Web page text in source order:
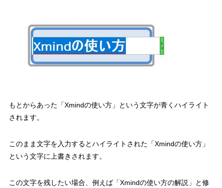
もとからあった「Xmindの使い方」という文字が青くハイライト
されます。
このまま文字を入力するとハイライトされた「Xmindの使い方」
という文字に上書きされます。
この文字を残したい場合、例えば「Xmindの使い方の解説」と修